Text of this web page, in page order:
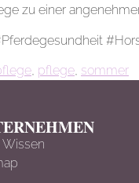
zu einer
, pflege, sommer
Wissen